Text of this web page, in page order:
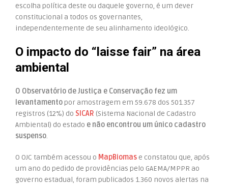
escolha política deste ou daquele governo, é um dever
constitucional a todos os governantes,
independentemente de seu alinhamento ideológico.
O impacto do “laisse fair” na área
ambiental
O Observatório de Justiça e Conservação fez um
levantamento por amostragem em 59.678 dos 501.357
registros (12%) do SICAR (Sistema Nacional de Cadastro
Ambiental) do estado e não encontrou um único cadastro
suspenso.
O OJC também acessou o MapBiomas e constatou que, após
um ano do pedido de providências pelo GAEMA/MPPR ao
governo estadual, foram publicados 1.360 novos alertas na